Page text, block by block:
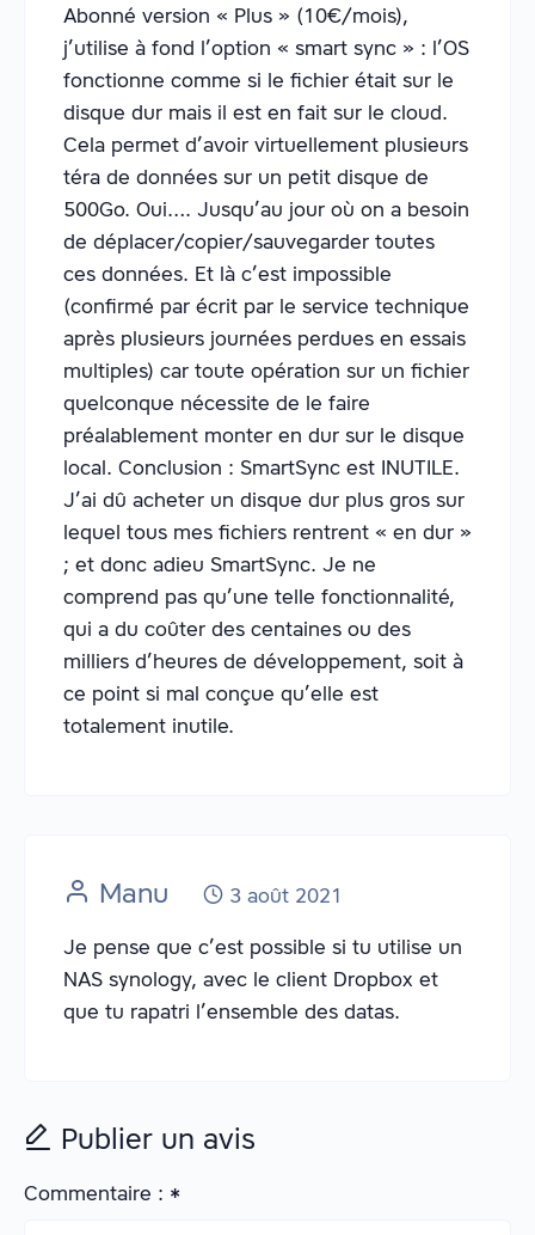
Abonné version « Plus » (10€/mois),
j’utilise à fond l’option « smart sync » : l’OS
fonctionne comme si le fichier était sur le
disque dur mais il est en fait sur le cloud.
Cela permet d’avoir virtuellement plusieurs
téra de données sur un petit disque de
500Go. Oui…. Jusqu’au jour où on a besoin
de déplacer/copier/sauvegarder toutes
ces données. Et là c’est impossible
(confirmé par écrit par le service technique
après plusieurs journées perdues en essais
multiples) car toute opération sur un fichier
quelconque nécessite de le faire
préalablement monter en dur sur le disque
local. Conclusion : SmartSync est INUTILE.
J’ai dû acheter un disque dur plus gros sur
lequel tous mes fichiers rentrent « en dur »
; et donc adieu SmartSync. Je ne
comprend pas qu’une telle fonctionnalité,
qui a du coûter des centaines ou des
milliers d’heures de développement, soit à
ce point si mal conçue qu’elle est
totalement inutile.
Manu
3 août 2021
Je pense que c’est possible si tu utilise un
NAS synology, avec le client Dropbox et
que tu rapatri l’ensemble des datas.
Publier un avis
Commentaire : *